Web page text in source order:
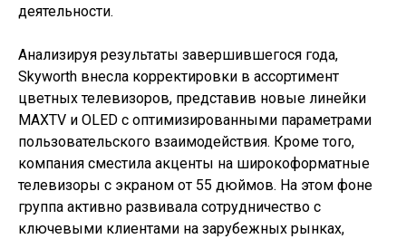
деятельности.
Анализируя результаты завершившегося года,
Skyworth внесла корректировки в ассортимент
цветных телевизоров, представив новые линейки
MAXTV и OLED с оптимизированными параметрами
пользовательского взаимодействия. Кроме того,
компания сместила акценты на широкоформатные
телевизоры с экраном от 55 дюймов. На этом фоне
группа активно развивала сотрудничество с
ключевыми клиентами на зарубежных рынках,